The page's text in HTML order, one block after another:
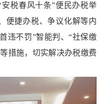
税春风十条”便民办税举
便捷办税、争议化解等内
违不罚”智能判、“社保缴
措施，切实解决办税缴费